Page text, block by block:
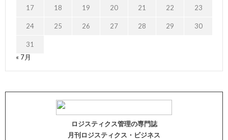
17 18 19 20 21 22 23
24 25 26 27 28 29 30
31
« 7月
ロジスティクス管理の専門誌
月刊ロジスティクス・ビジネス